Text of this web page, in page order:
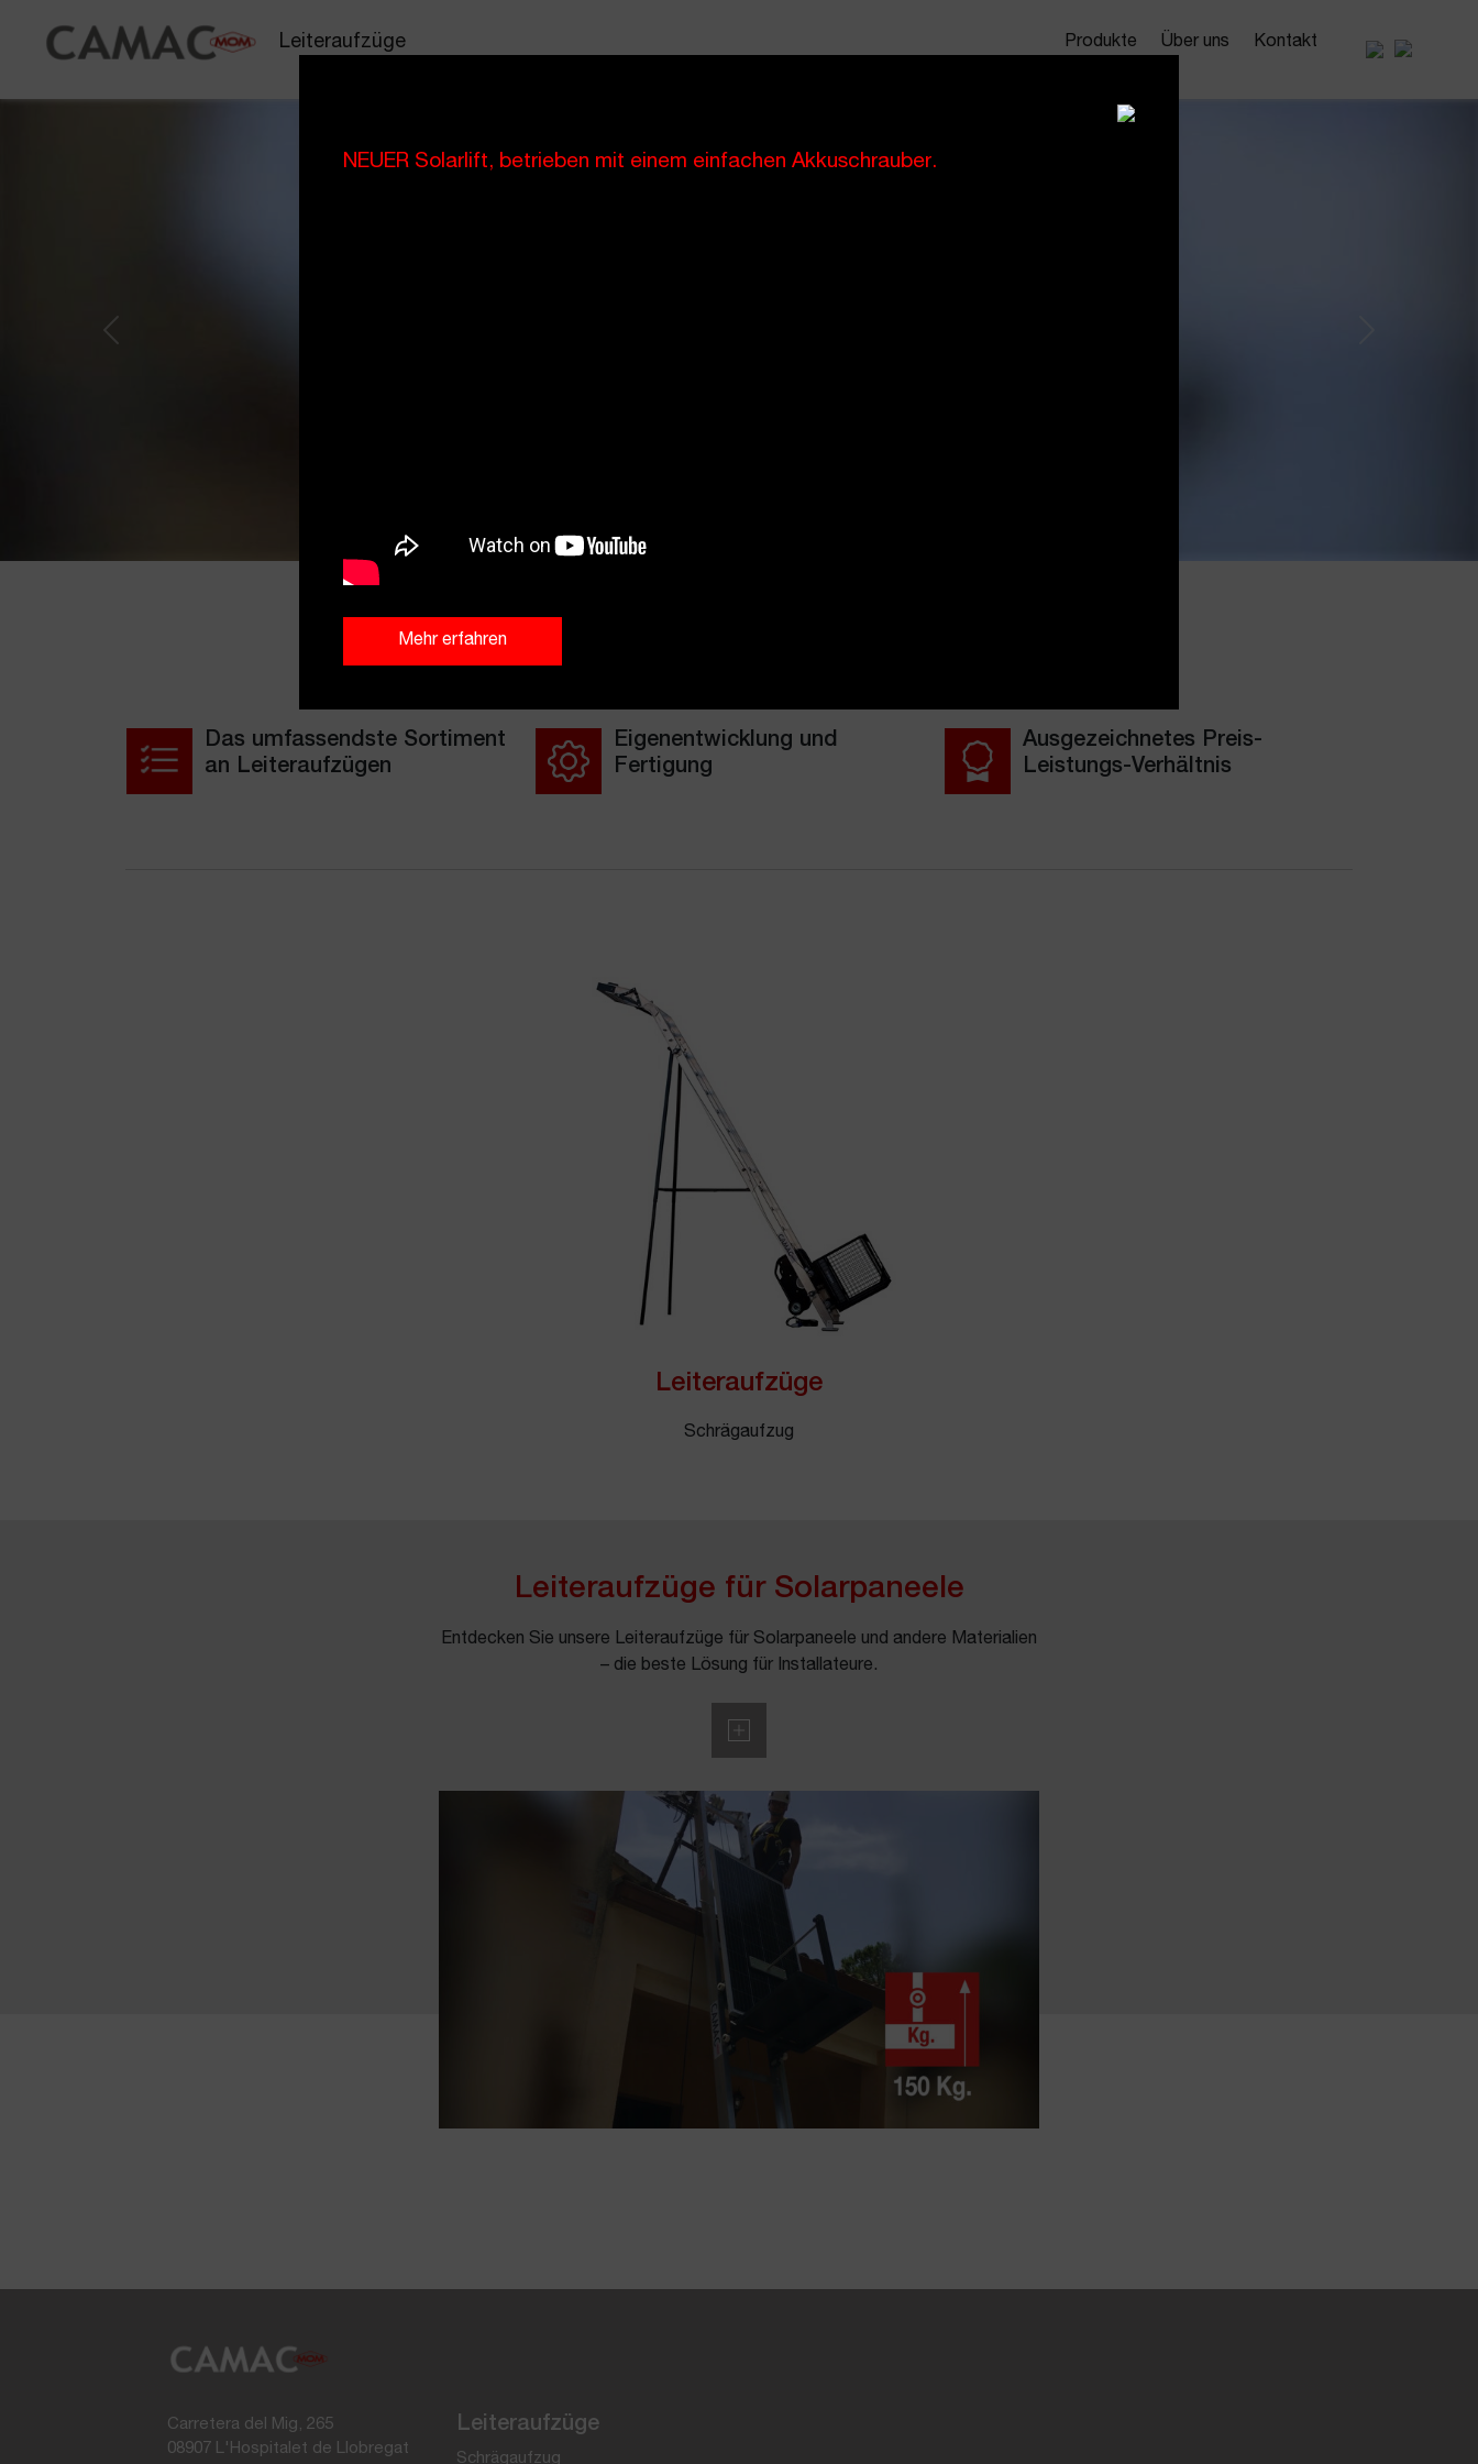
Leiteraufzüge Produkte Über uns Kontakt
NEUER Solarlift, betrieben mit einem einfachen Akkuschrauber.
Mehr erfahren
Previous
Das umfassendste Sortiment
an Leiteraufzügen
Eigenentwicklung und
Fertigung
Ausgezeichnetes Preis-
Leistungs-Verhältnis
Leiteraufzüge
Schrägaufzug
Leiteraufzüge für Solarpaneele
Entdecken Sie unsere Leiteraufzüge für Solarpaneele und andere Materialien
– die beste Lösung für Installateure.
Carretera del Mig, 265
08907 L'Hospitalet de Llobregat
Leiteraufzüge
Schrägaufzug